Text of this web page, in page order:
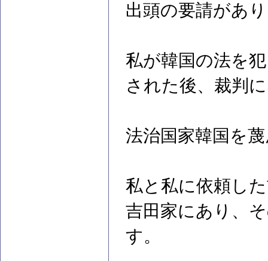
出頭の要請があ
私が韓国の法を
された後、裁判
法治国家韓国を
私と私に依頼し
吉田家にあり、
す。